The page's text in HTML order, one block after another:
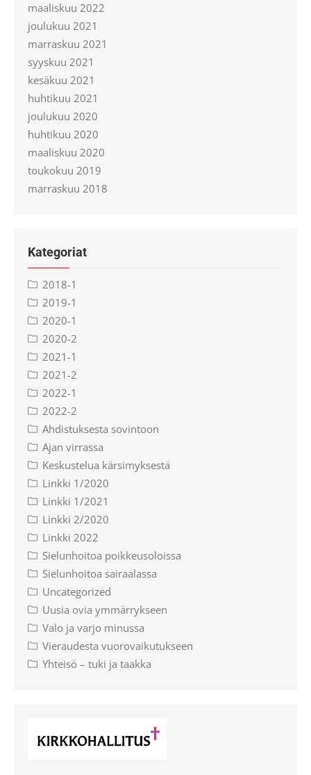
maaliskuu 2022
joulukuu 2021
marraskuu 2021
syyskuu 2021
kesäkuu 2021
huhtikuu 2021
joulukuu 2020
huhtikuu 2020
maaliskuu 2020
toukokuu 2019
marraskuu 2018
Kategoriat
2018-1
2019-1
2020-1
2020-2
2021-1
2021-2
2022-1
2022-2
Ahdistuksesta sovintoon
Ajan virrassa
Keskustelua kärsimyksestä
Linkki 1/2020
Linkki 1/2021
Linkki 2/2020
Linkki 2022
Sielunhoitoa poikkeusoloissa
Sielunhoitoa sairaalassa
Uncategorized
Uusia ovia ymmärrykseen
Valo ja varjo minussa
Vieraudesta vuorovaikutukseen
Yhteisö – tuki ja taakka